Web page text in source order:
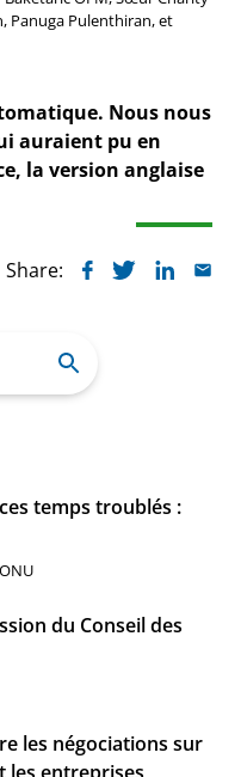
Panuga Pulenthiran, et
Nous nous
auraient pu en
la version anglaise
Share:
temps troublés :
du Conseil des
les négociations sur